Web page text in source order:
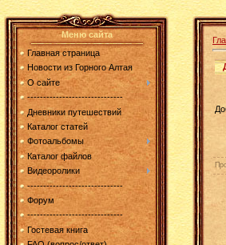
Меню сайта
Главная страница
Новости из Горного Алтая
О сайте
------------------------------
Дневники путешествий
Каталог статей
Фотоальбомы
Каталог файлов
Видеоролики
------------------------------
Форум
------------------------------
Гостевая книга